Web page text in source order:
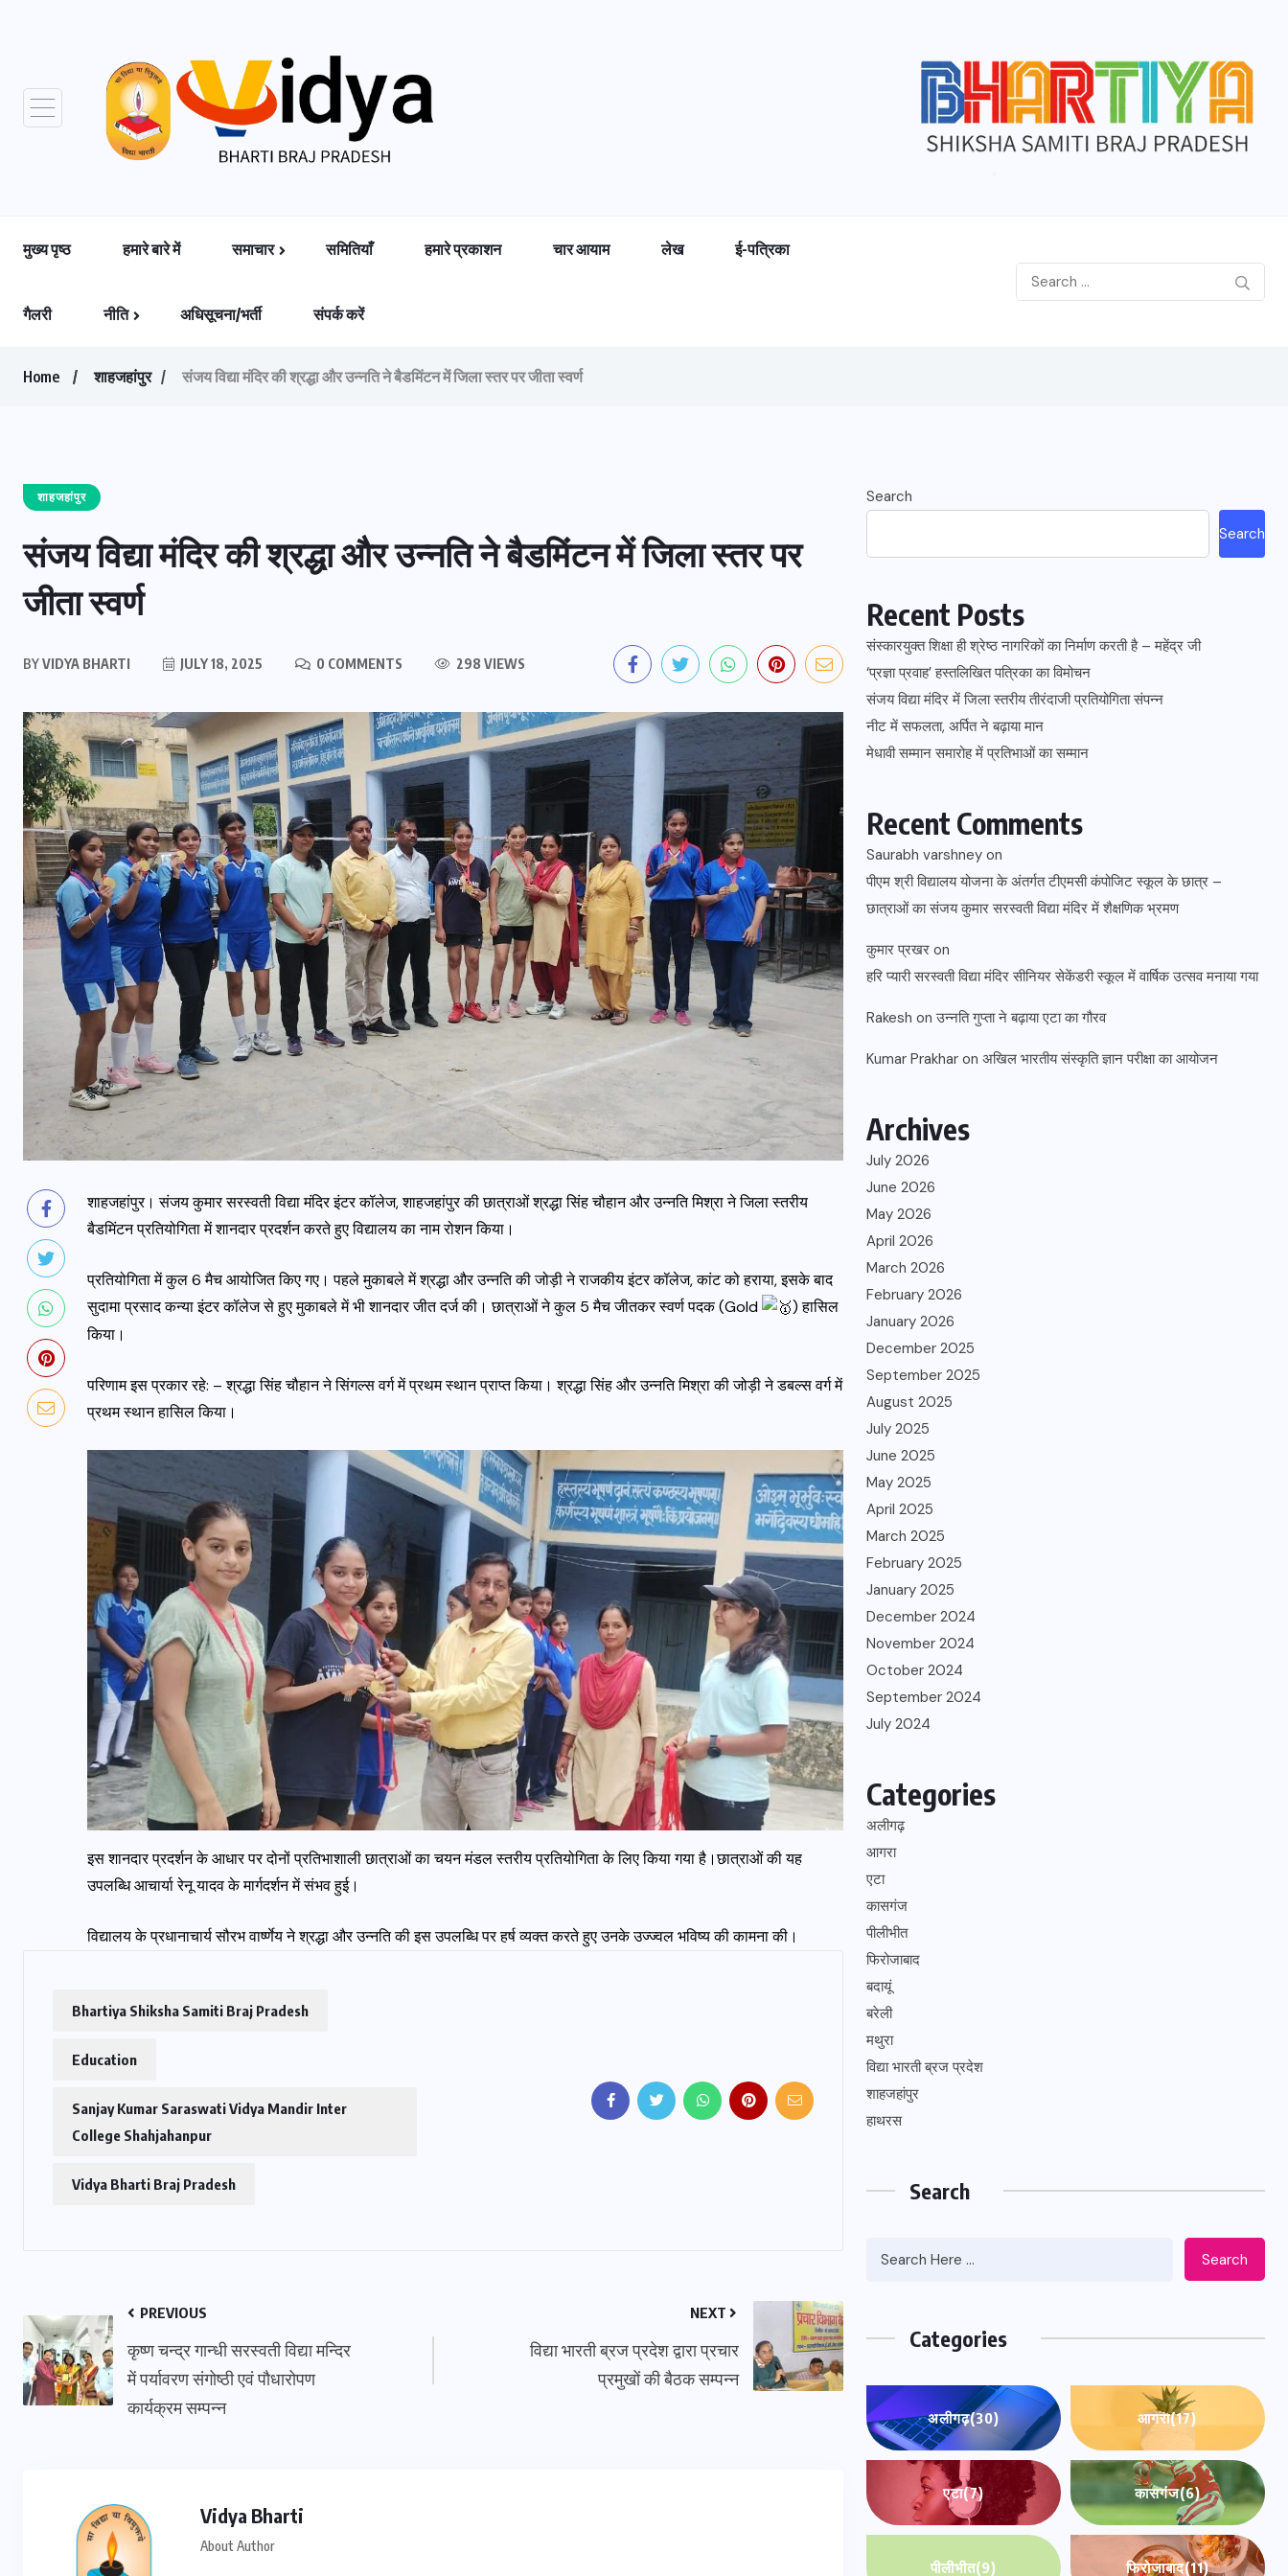
मुख्य पृष्ठ हमारे बारे में समाचार समितियाँ हमारे प्रकाशन चार आयाम लेख ई-पत्रिका
गैलरी नीति अधिसूचना/भर्ती संपर्क करें
Home शाहजहांपुर संजय विद्या मंदिर की श्रद्धा और उन्नति ने बैडमिंटन में जिला स्तर पर जीता स्वर्ण
शाहजहांपुर
संजय विद्या मंदिर की श्रद्धा और उन्नति ने बैडमिंटन में जिला स्तर पर
जीता स्वर्ण
BYVIDYA BHARTI JULY 18, 2025 0 COMMENTS 298 VIEWS
शाहजहांपुर। संजय कुमार सरस्वती विद्या मंदिर इंटर कॉलेज, शाहजहांपुर की छात्राओं श्रद्धा सिंह चौहान और उन्नति मिश्रा ने जिला स्तरीय
बैडमिंटन प्रतियोगिता में शानदार प्रदर्शन करते हुए विद्यालय का नाम रोशन किया।
प्रतियोगिता में कुल 6 मैच आयोजित किए गए। पहले मुकाबले में श्रद्धा और उन्नति की जोड़ी ने राजकीय इंटर कॉलेज, कांट को हराया, इसके बाद
सुदामा प्रसाद कन्या इंटर कॉलेज से हुए मुकाबले में भी शानदार जीत दर्ज की। छात्राओं ने कुल 5 मैच जीतकर स्वर्ण पदक (Gold
) हासिल
किया।
परिणाम इस प्रकार रहे: – श्रद्धा सिंह चौहान ने सिंगल्स वर्ग में प्रथम स्थान प्राप्त किया। श्रद्धा सिंह और उन्नति मिश्रा की जोड़ी ने डबल्स वर्ग में
प्रथम स्थान हासिल किया।
इस शानदार प्रदर्शन के आधार पर दोनों प्रतिभाशाली छात्राओं का चयन मंडल स्तरीय प्रतियोगिता के लिए किया गया है।छात्राओं की यह
उपलब्धि आचार्या रेनू यादव के मार्गदर्शन में संभव हुई।
विद्यालय के प्रधानाचार्य सौरभ वार्ष्णेय ने श्रद्धा और उन्नति की इस उपलब्धि पर हर्ष व्यक्त करते हुए उनके उज्ज्वल भविष्य की कामना की।
Bhartiya Shiksha Samiti Braj Pradesh
Education
Sanjay Kumar Saraswati Vidya Mandir Inter
College Shahjahanpur
Vidya Bharti Braj Pradesh
PREVIOUS
कृष्ण चन्द्र गान्धी सरस्वती विद्या मन्दिर
में पर्यावरण संगोष्ठी एवं पौधारोपण
कार्यक्रम सम्पन्न
NEXT
विद्या भारती ब्रज प्रदेश द्वारा प्रचार
प्रमुखों की बैठक सम्पन्न
Vidya Bharti
About Author
Search
Search
Recent Posts
संस्कारयुक्त शिक्षा ही श्रेष्ठ नागरिकों का निर्माण करती है – महेंद्र जी
‘प्रज्ञा प्रवाह’ हस्तलिखित पत्रिका का विमोचन
संजय विद्या मंदिर में जिला स्तरीय तीरंदाजी प्रतियोगिता संपन्न
नीट में सफलता, अर्पित ने बढ़ाया मान
मेधावी सम्मान समारोह में प्रतिभाओं का सम्मान
Recent Comments
Saurabh varshney on
पीएम श्री विद्यालय योजना के अंतर्गत टीएमसी कंपोजिट स्कूल के छात्र –
छात्राओं का संजय कुमार सरस्वती विद्या मंदिर में शैक्षणिक भ्रमण
कुमार प्रखर on
हरि प्यारी सरस्वती विद्या मंदिर सीनियर सेकेंडरी स्कूल में वार्षिक उत्सव मनाया गया
Rakesh onउन्नति गुप्ता ने बढ़ाया एटा का गौरव
Kumar Prakhar on अखिल भारतीय संस्कृति ज्ञान परीक्षा का आयोजन
Archives
July 2026
June 2026
May 2026
April 2026
March 2026
February 2026
January 2026
December 2025
September 2025
August 2025
July 2025
June 2025
May 2025
April 2025
March 2025
February 2025
January 2025
December 2024
November 2024
October 2024
September 2024
July 2024
Categories
अलीगढ़
आगरा
एटा
कासगंज
पीलीभीत
फिरोजाबाद
बदायूं
बरेली
मथुरा
विद्या भारती ब्रज प्रदेश
शाहजहांपुर
हाथरस
Search
Search
Categories
अलीगढ़(30) आगरा(17)
एटा(7) कासगंज(6)
पीलीभीत(9) फिरोजाबाद(11)